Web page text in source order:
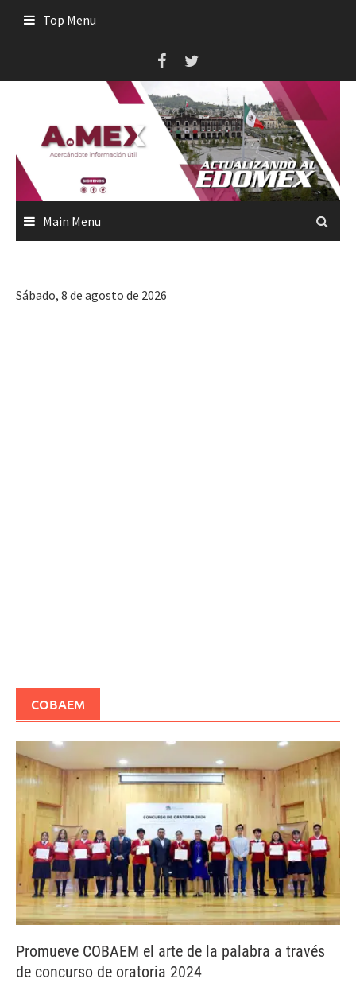
Top Menu
Main Menu
Sábado, 8 de agosto de 2026
COBAEM
Promueve COBAEM el arte de la palabra a través
de concurso de oratoria 2024